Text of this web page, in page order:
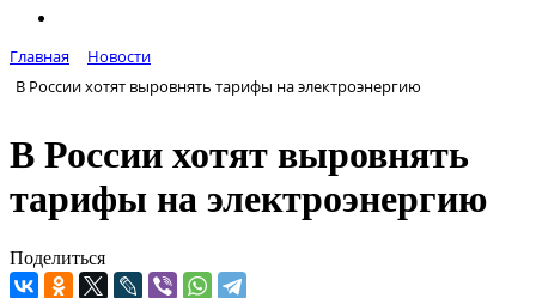
Главная
Новости
В России хотят выровнять тарифы на электроэнергию
В России хотят выровнять
тарифы на электроэнергию
Поделиться